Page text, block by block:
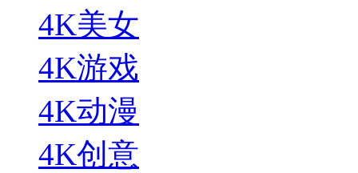
4K美女
4K游戏
4K动漫
4K创意